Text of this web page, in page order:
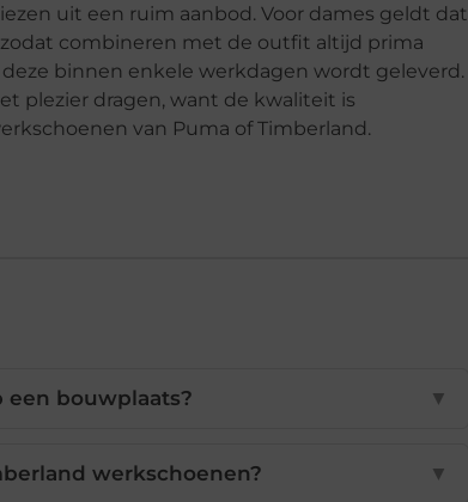
uit een ruim aanbod. Voor dames geldt dat
combineren met de outfit altijd prima
binnen enkele werkdagen wordt geleverd.
plezier dragen, want de kwaliteit is
van Puma of Timberland.
een bouwplaats? ▼
werkschoenen? ▼